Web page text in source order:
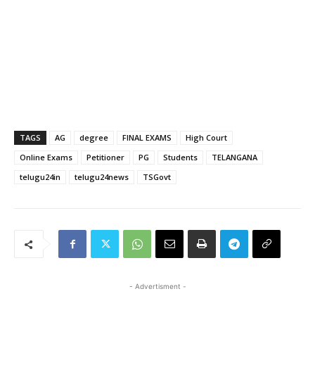
TAGS AG degree FINAL EXAMS
High Court
Online Exams
Petitioner PG Students
TELANGANA
telugu24in
telugu24news TSGovt
- Advertisment -